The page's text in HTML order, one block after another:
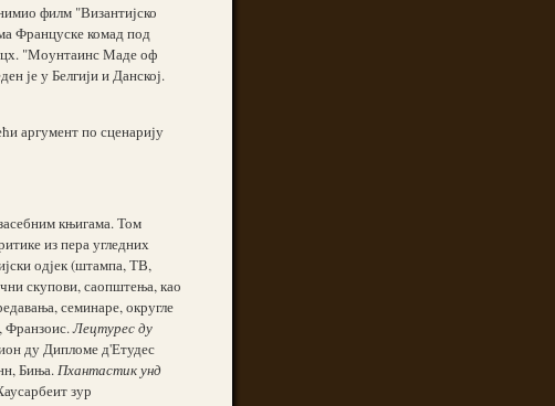
филм "Византијско
Француске комад под
"Моунтаинс Маде оф
је у Белгији и Данској.
аргумент по сценарију
књигама. Том
из пера угледних
одјек (штампа, ТВ,
скупови, саопштења, као
семинаре, округле
Франзоис.Лецтурес ду
ду Дипломе д'Етудес
Биња.Пхантастик унд
зур